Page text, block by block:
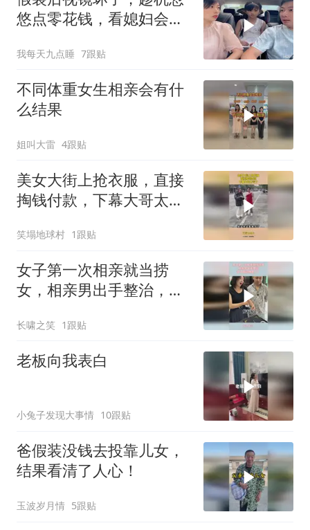
悠点零花钱，看媳妇会不
我每天九点睡 7跟贴
不同体重女生相亲会有什
么结果
姐叫大雷 4跟贴
美女大街上抢衣服，直接
掏钱付款，下幕大哥太亏
笑塌地球村 1跟贴
女子第一次相亲就当捞
女，相亲男出手整治，女
长啸之笑 1跟贴
老板向我表白
小兔子发现大事情 10跟贴
爸假装没钱去投靠儿女，
结果看清了人心！
玉波岁月情 5跟贴